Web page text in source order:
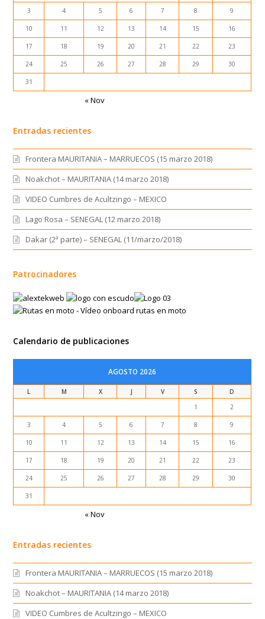
3 4 5 6 7 8 9
10 11 12 13 14 15 16
17 18 19 20 21 22 23
24 25 26 27 28 29 30
31
« Nov
Entradas recientes
Frontera MAURITANIA – MARRUECOS (15 marzo 2018)
Noakchot – MAURITANIA (14 marzo 2018)
VIDEO Cumbres de Acultzingo – MEXICO
Lago Rosa – SENEGAL (12 marzo 2018)
Dakar (2ª parte) – SENEGAL (11/marzo/2018)
Patrocinadores
Calendario de publicaciones
AGOSTO 2026
L M X J V S
D
1
2
3 4 5 6 7 8 9
10 11 12 13 14 15 16
17 18 19 20 21 22 23
24 25 26 27 28 29 30
31
« Nov
Entradas recientes
Frontera MAURITANIA – MARRUECOS (15 marzo 2018)
Noakchot – MAURITANIA (14 marzo 2018)
VIDEO Cumbres de Acultzingo – MEXICO